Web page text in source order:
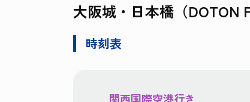
大阪城・日本橋（DOTON
時刻表
関西国際空港行き